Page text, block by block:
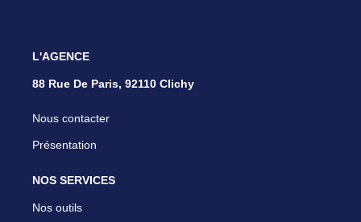
L'AGENCE
88 Rue De Paris, 92110 Clichy
Nous contacter
Présentation
NOS SERVICES
Nos outils